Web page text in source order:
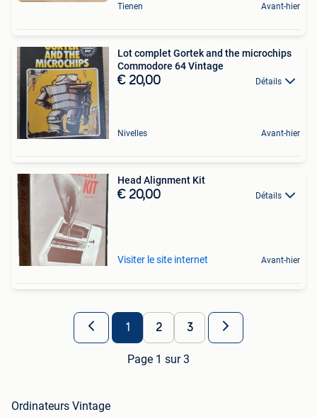
Tienen Avant-hier
Lot complet Gortek and the microchips
Commodore 64 Vintage
€ 20,00 Détails
Nivelles Avant-hier
Head Alignment Kit
€ 20,00 Détails
Visiter le site internet Avant-hier
1 2 3
Page 1 sur 3
Ordinateurs Vintage